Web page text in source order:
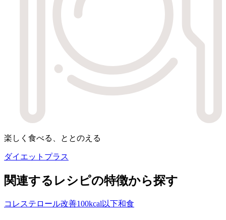
楽しく食べる、ととのえる
ダイエットプラス
関連するレシピの特徴から探す
コレステロール改善100kcal以下和食